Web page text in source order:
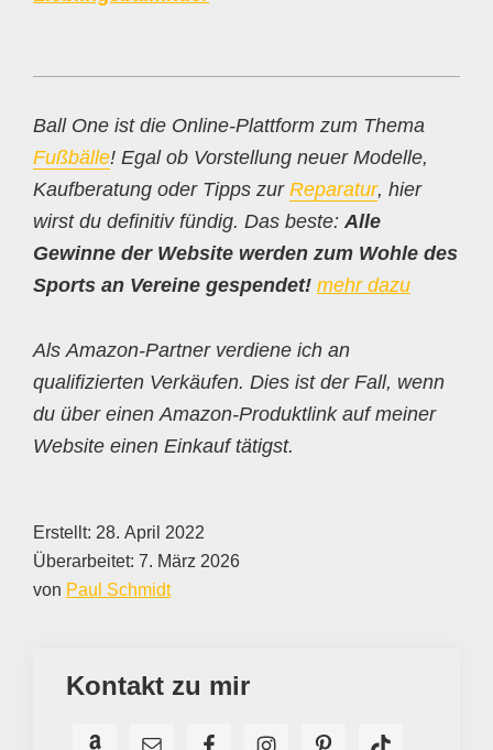
Ball One ist die Online-Plattform zum Thema
Fußbälle! Egal ob Vorstellung neuer Modelle,
Kaufberatung oder Tipps zur Reparatur, hier
wirst du definitiv fündig. Das beste: Alle
Gewinne der Website werden zum Wohle des
Sports an Vereine gespendet! mehr dazu
Als Amazon-Partner verdiene ich an
qualifizierten Verkäufen. Dies ist der Fall, wenn
du über einen Amazon-Produktlink auf meiner
Website einen Einkauf tätigst.
Erstellt: 28. April 2022
Überarbeitet: 7. März 2026
von Paul Schmidt
Kontakt zu mir